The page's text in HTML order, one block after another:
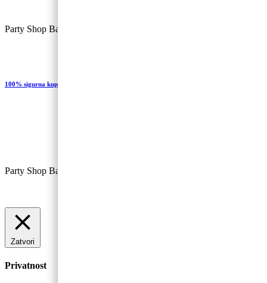
Party Shop Balončić, obrt ©
100% sigurna kupovina
Party Shop Baloncic, obrt ©
Zatvori
Privatnost